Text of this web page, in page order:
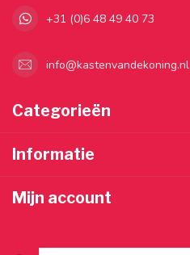
+31 (0)6 48 49 40 73
info@kastenvandekoning.nl
Categorieën
Informatie
Mijn account